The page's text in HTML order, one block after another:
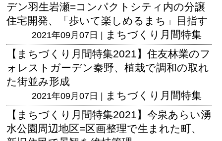
デン羽生岩瀬=コンパクトシティ内の分譲
住宅開発、「歩いて楽しめるまち」目指す
2021年09月07日 | まちづくり月間特集
【まちづくり月間特集2021】住友林業のフ
ォレストガーデン秦野、植栽で調和の取れ
た街並み形成
2021年09月07日 | まちづくり月間特集
【まちづくり月間特集2021】今泉あらい湧
水公園周辺地区=区画整理で生まれた町、